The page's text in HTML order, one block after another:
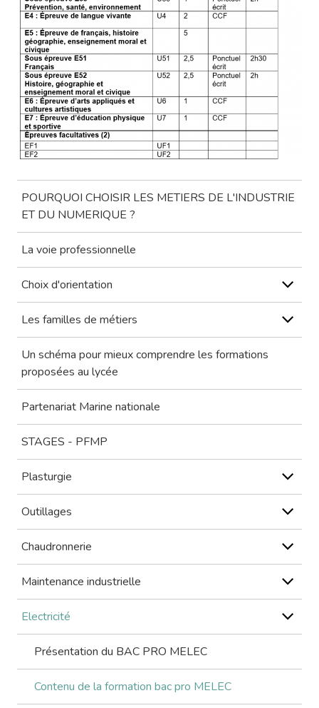
POURQUOI CHOISIR LES METIERS DE L'INDUSTRIE
ET DU NUMERIQUE ?
La voie professionnelle
Choix d'orientation
Les familles de métiers
Un schéma pour mieux comprendre les formations
proposées au lycée
Partenariat Marine nationale
STAGES - PFMP
Plasturgie
Outillages
Chaudronnerie
Maintenance industrielle
Electricité
Présentation du BAC PRO MELEC
Contenu de la formation bac pro MELEC